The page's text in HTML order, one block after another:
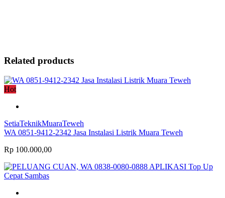
Related products
Hot
SetiaTeknikMuaraTeweh
WA 0851-9412-2342 Jasa Instalasi Listrik Muara Teweh
Rp 100.000,00